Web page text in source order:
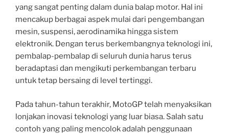
yang sangat penting dalam dunia balap motor. Hal ini
mencakup berbagai aspek mulai dari pengembangan
mesin, suspensi, aerodinamika hingga sistem
elektronik. Dengan terus berkembangnya teknologi ini,
pembalap-pembalap di seluruh dunia harus terus
beradaptasi dan mengikuti perkembangan terbaru
untuk tetap bersaing di level tertinggi.
Pada tahun-tahun terakhir, MotoGP telah menyaksikan
lonjakan inovasi teknologi yang luar biasa. Salah satu
contoh yang paling mencolok adalah penggunaan